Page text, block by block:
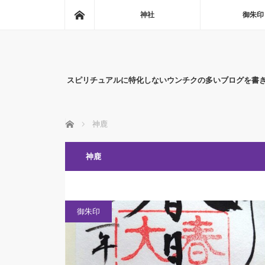
神社 御朱印
スピリチュアルに特化しないウンチクの多いブログを
ホーム 神鹿
神鹿
御朱印